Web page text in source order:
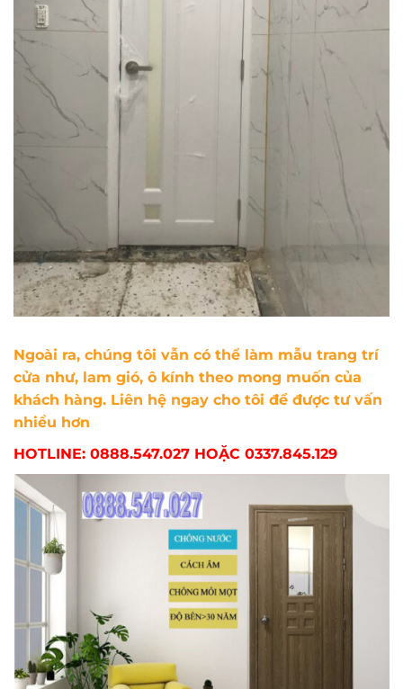
Ngoài ra, chúng tôi vẫn có thể làm mẫu trang trí
cửa như, lam gió, ô kính theo mong muốn của
khách hàng. Liên hệ ngay cho tôi để được tư vấn
nhiều hơn
HOTLINE: 0888.547.027 HOẶC 0337.845.129